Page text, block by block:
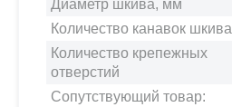
Диаметр шкива, мм
Количество канавок шкива
Количество крепежных
отверстий
Сопутствующий товар: